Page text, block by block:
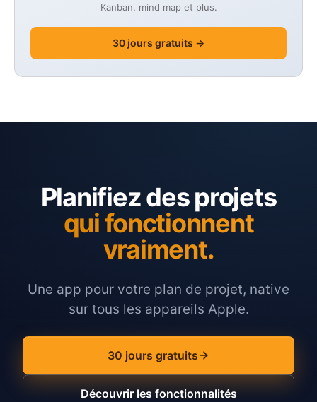
Kanban, mind map et plus.
30 jours gratuits →
Planifiez des projets
qui fonctionnent
vraiment.
Une app pour votre plan de projet, native
sur tous les appareils Apple.
30 jours gratuits
Découvrir les fonctionnalités